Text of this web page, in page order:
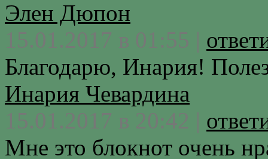
Элен Дюпон
15.01.2017 в 01:55 |
Благодарю, Инария!
Инария Чевардина
15.01.2017 в 20:42 |
Мне это блокнот очень